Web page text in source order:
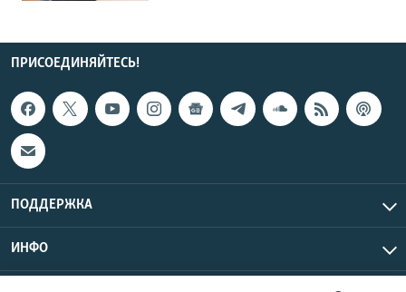
ПРИСОЕДИНЯЙТЕСЬ!
ПОДДЕРЖКА
ИНФО